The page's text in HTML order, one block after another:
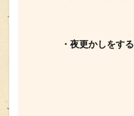
・夜更かしをする